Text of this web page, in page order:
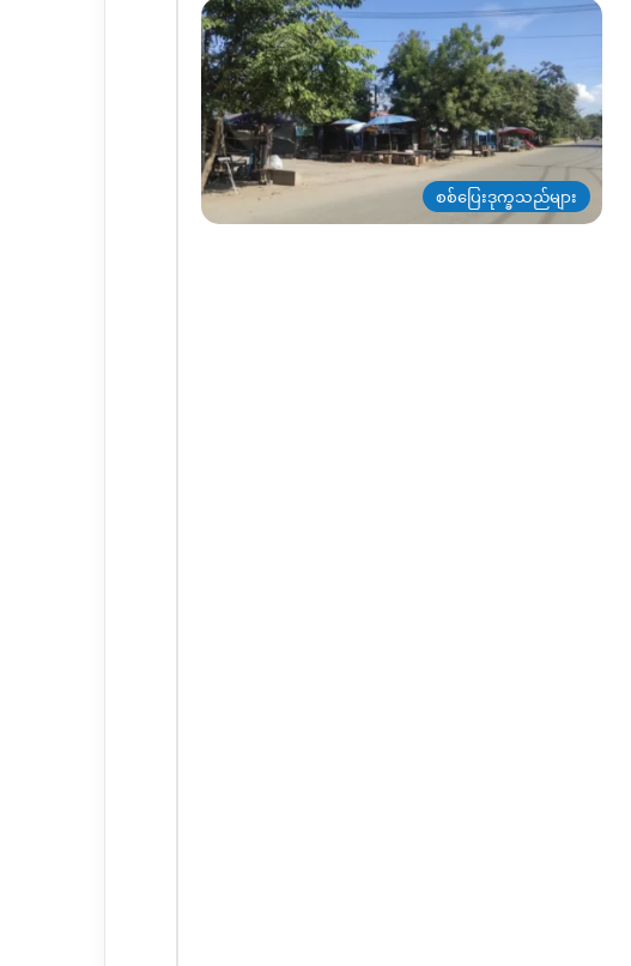
စစ်ပြေးဒုက္ခသည်များ